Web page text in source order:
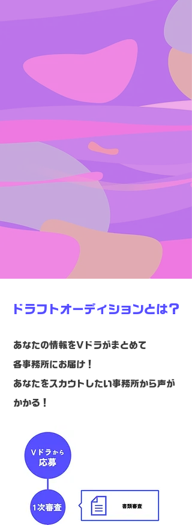
ドラフトオーディションとは？
あなたの情報をVドラがまとめて
各事務所にお届け！
​あなたをスカウトしたい事務所から声が
かかる！